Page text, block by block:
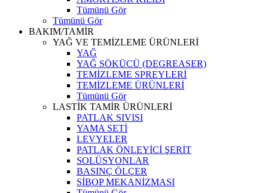
Tümünü Gör
Tümünü Gör
BAKIM/TAMİR
YAĞ VE TEMİZLEME ÜRÜNLERİ
YAĞ
YAĞ SÖKÜCÜ (DEGREASER)
TEMİZLEME SPREYLERİ
TEMİZLEME ÜRÜNLERİ
Tümünü Gör
LASTİK TAMİR ÜRÜNLERİ
PATLAK SIVISI
YAMA SETİ
LEVYELER
PATLAK ÖNLEYİCİ ŞERİT
SOLÜSYONLAR
BASINÇ ÖLÇER
SİBOP MEKANİZMASI